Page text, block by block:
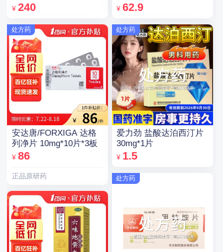
¥ 240
处方药
安达唐/FORXIGA 达格
列净片 10mg*10片*3板
¥ 86
正品原研药
¥ 62.9
处方药
爱力劲 盐酸达泊西汀片
30mg*1片
¥ 1.5
处方药